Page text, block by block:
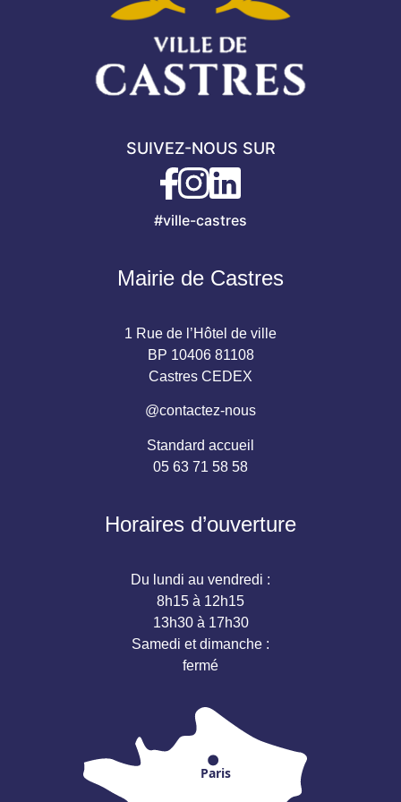
SUIVEZ-NOUS SUR
#ville-castres
Mairie de Castres
1 Rue de l’Hôtel de ville
BP 10406 81108
Castres CEDEX
@contactez-nous
Standard accueil
05 63 71 58 58
Horaires d’ouverture
Du lundi au vendredi :
8h15 à 12h15
13h30 à 17h30
Samedi et dimanche :
fermé
Paris